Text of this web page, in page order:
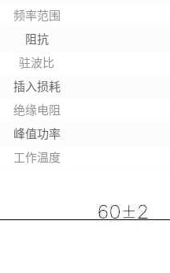
频率范围
阻抗
驻波比
插入损耗
绝缘电阻
峰值功率
工作温度